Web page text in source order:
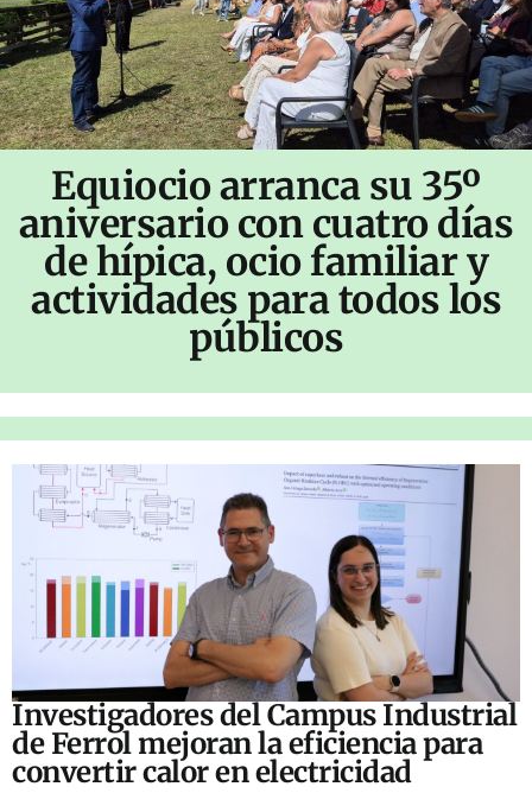
Equiocio arranca su 35º
aniversario con cuatro días
de hípica, ocio familiar y
actividades para todos los
públicos
Investigadores del Campus Industrial
de Ferrol mejoran la eficiencia para
convertir calor en electricidad